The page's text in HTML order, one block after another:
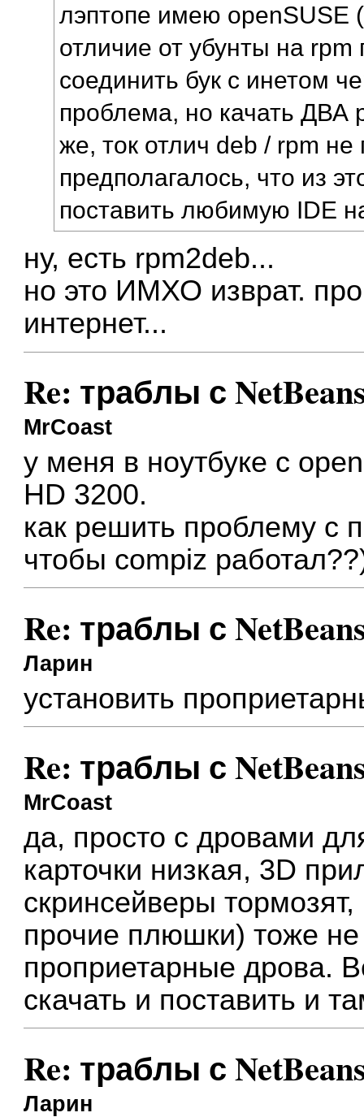
лэптопе имею openSUSE
отличие от убунты на rpm
соединить бук с инетом
проблема, но качать ДВА
же, ток отлич deb / rpm
предполагалось, что из
поставить любимую IDE
ну, есть rpm2deb...
но это ИМХО изврат.
интернет...
Re: траблы с
MrCoast
у меня в ноутбуке с
HD 3200.
как решить проблему с
чтобы compiz
Re: траблы с
Ларин
установить
Re: траблы с
MrCoast
да, просто с дровами
карточки низкая, 3D
скринсейверы
прочие плюшки) тоже
проприетарные дрова.
скачать и поставить и
Re: траблы с
Ларин